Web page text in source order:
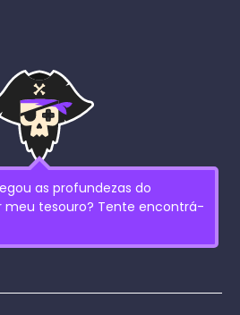
as profundezas do
meu tesouro? Tente encontrá-